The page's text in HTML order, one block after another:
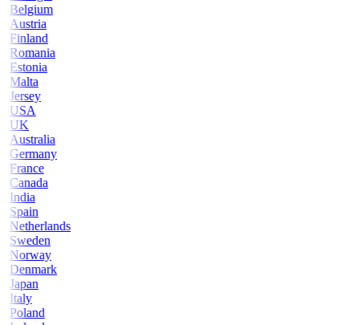
Belgium
Austria
Finland
Romania
Estonia
Malta
Jersey
USA
UK
Australia
Germany
France
Canada
India
Spain
Netherlands
Sweden
Norway
Denmark
Japan
Italy
Poland